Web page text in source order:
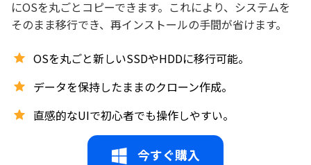
にOSを丸ごとコピーできます。これにより、システムを
そのまま移行でき、再インストールの手間が省けます。
OSを丸ごと新しいSSDやHDDに移行可能。
データを保持したままのクローン作成。
直感的なUIで初心者でも操作しやすい。
今すぐ購入